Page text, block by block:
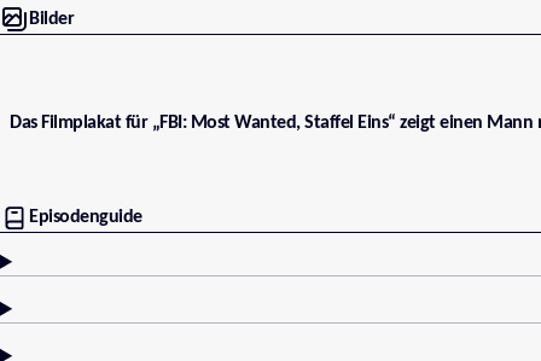
Bilder
Das Filmplakat für „FBI: Most Wanted, Staffel Eins“ zeigt einen
Episodenguide